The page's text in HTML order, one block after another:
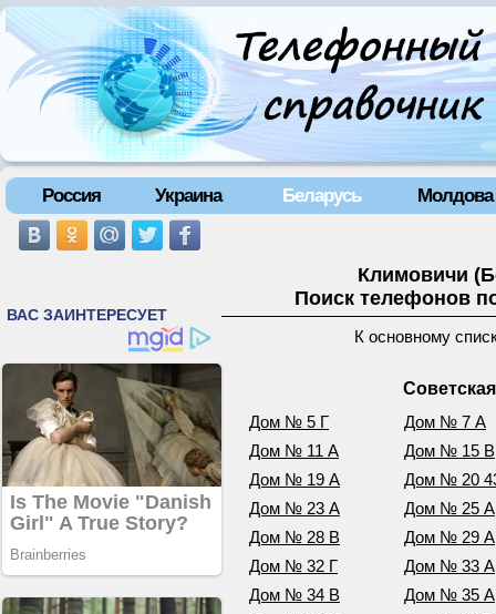
Россия Украина Беларусь Молдова
Климовичи
Поиск телефонов
К основному
Дом № 5 Г
Дом № 7 А
Дом № 11 А
Дом № 15 В
Дом № 19 А
Дом № 20
Дом № 23 А
Дом № 25 А
Дом № 28 В
Дом № 29 А
Дом № 32 Г
Дом № 33 А
Дом № 34 В
Дом № 35 А